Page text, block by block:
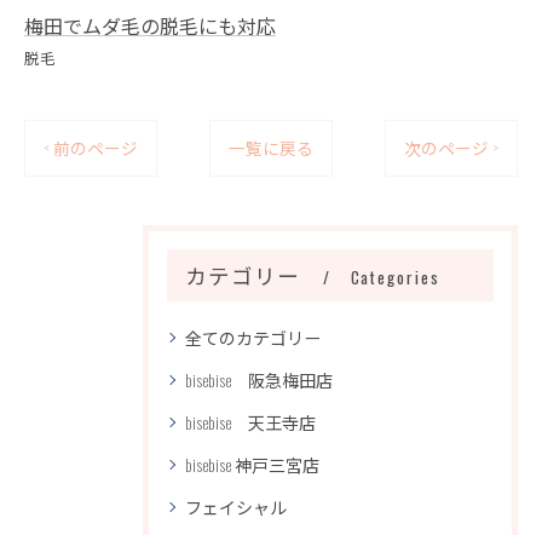
梅田でムダ毛の脱毛にも対応
脱毛
< 前のページ 一覧に戻る 次のページ >
カテゴリー Categories
全てのカテゴリー
bisebise 阪急梅田店
bisebise 天王寺店
bisebise 神戸三宮店
フェイシャル